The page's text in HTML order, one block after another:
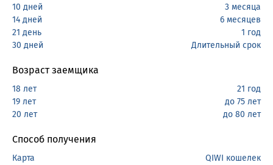
10 дней
14 дней
21 день
30 дней
3 месяца
6 месяцев
1 год
Длительный срок
Возраст заемщика
18 лет
19 лет
20 лет
21 год
до 75 лет
до 80 лет
Способ получения
Карта
QIWI кошелек